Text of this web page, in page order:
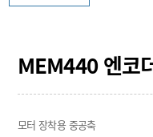
MEM440 엔
모터 장착용 중공축